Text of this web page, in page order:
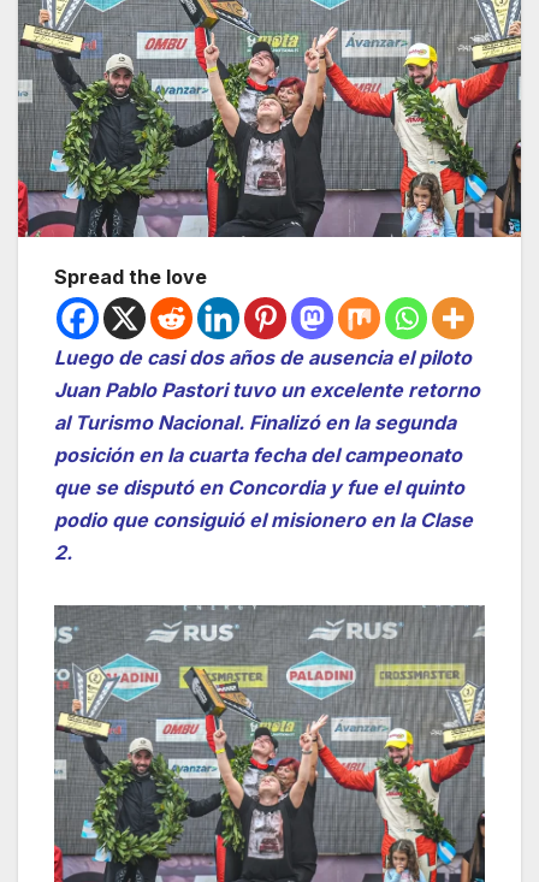
Spread the love
Luego de casi dos años de ausencia el piloto
Juan Pablo Pastori tuvo un excelente retorno
al Turismo Nacional. Finalizó en la segunda
posición en la cuarta fecha del campeonato
que se disputó en Concordia y fue el quinto
podio que consiguió el misionero en la Clase
2.